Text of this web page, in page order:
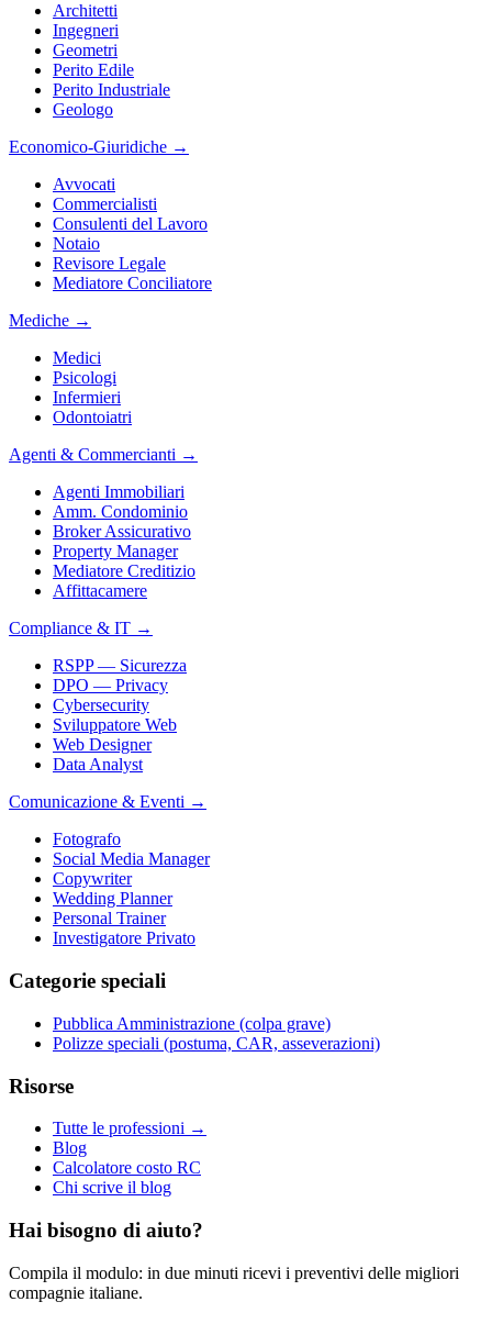
Architetti
Ingegneri
Geometri
Perito Edile
Perito Industriale
Geologo
Economico-Giuridiche →
Avvocati
Commercialisti
Consulenti del Lavoro
Notaio
Revisore Legale
Mediatore Conciliatore
Mediche →
Medici
Psicologi
Infermieri
Odontoiatri
Agenti & Commercianti →
Agenti Immobiliari
Amm. Condominio
Broker Assicurativo
Property Manager
Mediatore Creditizio
Affittacamere
Compliance & IT →
RSPP — Sicurezza
DPO — Privacy
Cybersecurity
Sviluppatore Web
Web Designer
Data Analyst
Comunicazione & Eventi →
Fotografo
Social Media Manager
Copywriter
Wedding Planner
Personal Trainer
Investigatore Privato
Categorie speciali
Pubblica Amministrazione (colpa grave)
Polizze speciali (postuma, CAR, asseverazioni)
Risorse
Tutte le professioni →
Blog
Calcolatore costo RC
Chi scrive il blog
Hai bisogno di aiuto?
Compila il modulo: in due minuti ricevi i preventivi delle migliori
compagnie italiane.